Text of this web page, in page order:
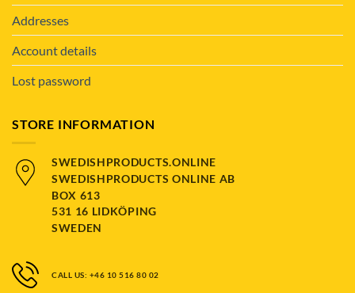
Addresses
Account details
Lost password
STORE INFORMATION
SWEDISHPRODUCTS.ONLINE
SWEDISHPRODUCTS ONLINE AB
BOX 613
531 16 LIDKÖPING
SWEDEN
CALL US: +46 10 516 80 02